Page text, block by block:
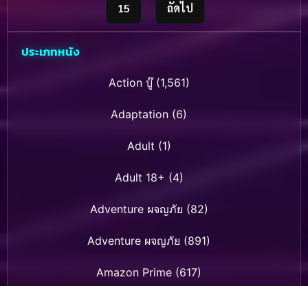
15 ถัดไป
ประเภทหนัง
Action บู๊(1,561)
Adaptation (6)
Adult (1)
Adult 18+ (4)
Adventure ผจญภัย (82)
Adventure ผจญภัย (891)
Amazon Prime (617)